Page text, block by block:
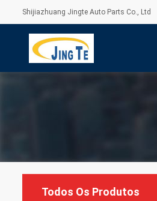
Shijiazhuang Jingte Auto Parts Co., Ltd
Todos Os Produtos